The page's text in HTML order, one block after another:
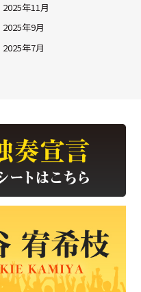
2025年11月
2025年9月
2025年7月